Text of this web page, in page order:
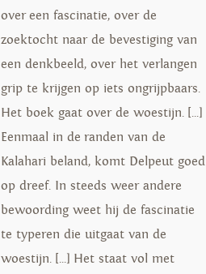
over een fascinatie, over de
zoektocht naar de bevestiging van
een denkbeeld, over het verlangen
grip te krijgen op iets ongrijpbaars.
Het boek gaat over de woestijn. [...]
Eenmaal in de randen van de
Kalahari beland, komt Delpeut goed
op dreef. In steeds weer andere
bewoording weet hij de fascinatie
te typeren die uitgaat van de
woestijn. [...] Het staat vol met